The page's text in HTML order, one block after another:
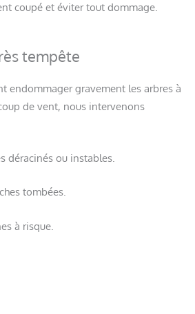
coupé et éviter tout dommage.
tempête
endommager gravement les arbres à
de vent, nous intervenons
déracinés ou instables.
tombées.
à risque.